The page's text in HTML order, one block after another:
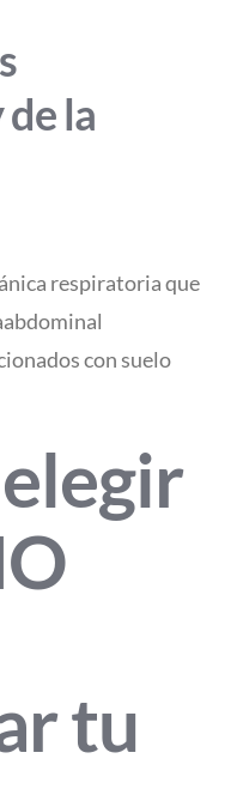
la
respiratoria que
con suelo
tu